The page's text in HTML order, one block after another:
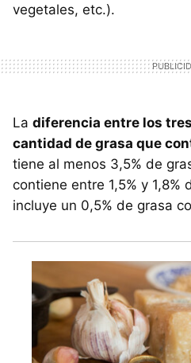
vegetales, etc.).
La diferencia entre los
cantidad de grasa que
tiene al menos 3,5% de
contiene entre 1,5% y 1,8%
incluye un 0,5% de grasa